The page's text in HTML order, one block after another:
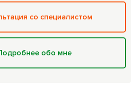
со специалистом
обо мне